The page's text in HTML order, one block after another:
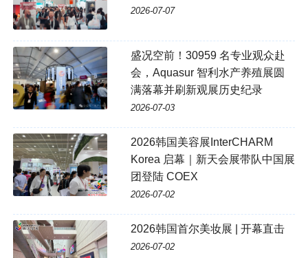
2026-07-07
盛况空前！30959 名专业观众赴
会，Aquasur 智利水产养殖展圆
满落幕并刷新观展历史纪录
2026-07-03
2026韩国美容展InterCHARM
Korea 启幕｜新天会展带队中国展
团登陆 COEX
2026-07-02
2026韩国首尔美妆展 | 开幕直击
2026-07-02